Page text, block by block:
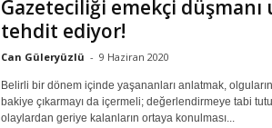
Gazeteciliği emekçi
tehdit ediyor!
Can Güleryüzlü - 9 Haziran 2020
Belirli bir dönem içinde yaşananları anlatmak,
bakiye çıkarmayı da içermeli; değerlendirmeye tabi
olaylardan geriye kalanların ortaya konulması...